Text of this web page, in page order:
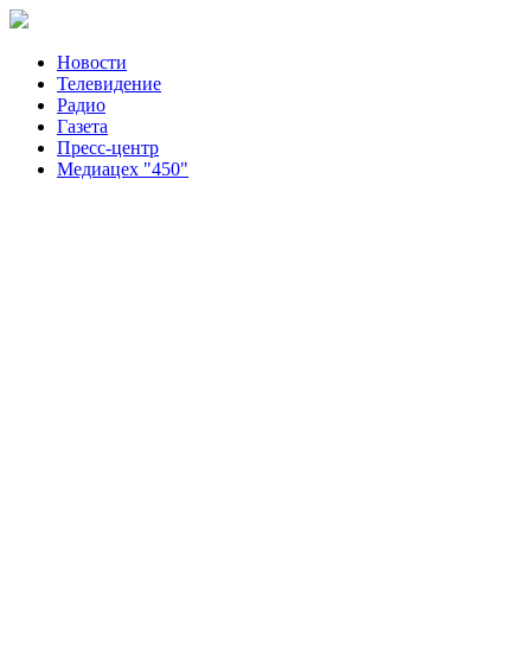
Новости
Телевидение
Радио
Газета
Пресс-центр
Медиацех "450"